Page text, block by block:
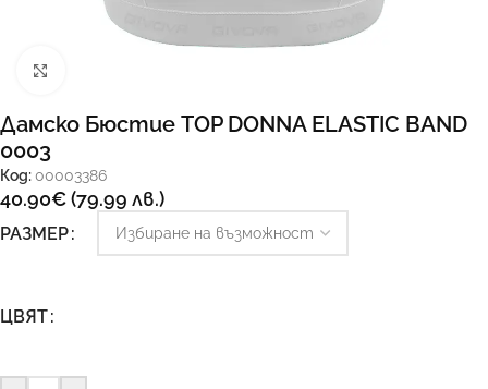
Дамско Бюстие TOP DONNA ELASTIC BAND
0003
Код: 00003386
40.90€(79.99 лв.)
РАЗМЕР
ЦВЯТ